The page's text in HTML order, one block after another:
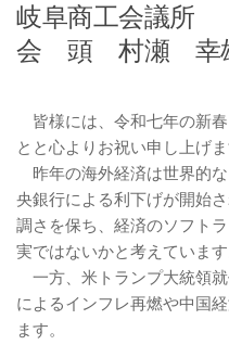
岐阜商工会議所
会 頭 村瀬 幸
皆様には、令和七年の新
とと心よりお祝い申し上げま
昨年の海外経済は世界的
央銀行による利下げが開始
調さを保ち、経済のソフト
実ではないかと考えています
一方、米トランプ大統領
によるインフレ再燃や中国
ます。